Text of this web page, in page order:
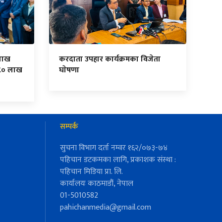
लाख
करदाता उपहार कार्यक्रमका विजेता
घाेषणा
सम्पर्क
सुचना विभाग दर्ता नम्वर १६२/०७३-७४
पहिचान डटकमका लागि, प्रकाशक संस्था :
पहिचान मिडिया प्रा. लि.
कार्यालयः काठमाडौं, नेपाल
01-5010582
pahichanmedia@gmail.com